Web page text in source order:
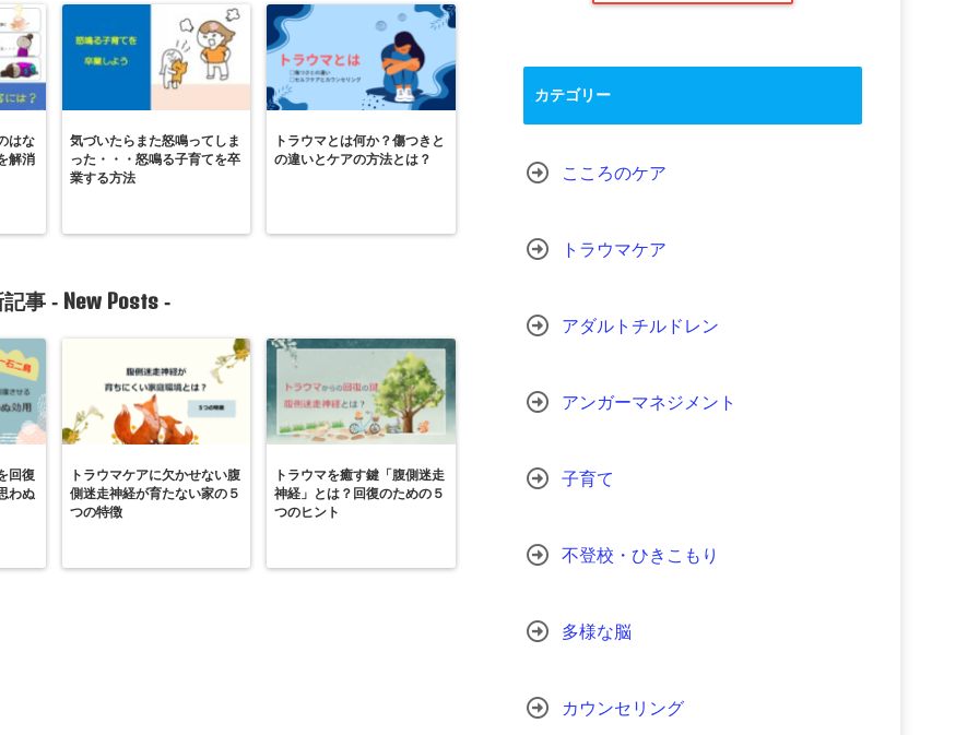
はな
解消
気づいたらまた怒鳴ってしま
った・・・怒鳴る子育てを卒
業する方法
トラウマとは何か？傷つきと
の違いとケアの方法とは？
事 - New Posts -
回復
わぬ
トラウマケアに欠かせない腹
側迷走神経が育たない家の５
つの特徴
トラウマを癒す鍵「腹側迷走
神経」とは？回復のための５
つのヒント
カテゴリー
こころのケア
トラウマケア
アダルトチルドレン
アンガーマネジメント
子育て
不登校・ひきこもり
多様な脳
カウンセリング